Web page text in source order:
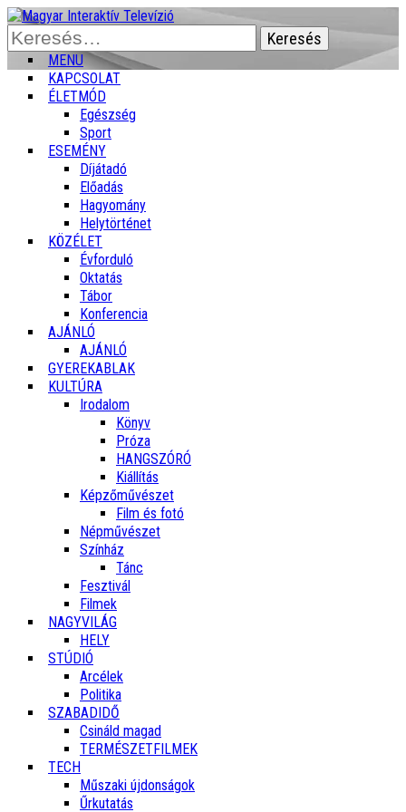
Keresés:
MENU
KAPCSOLAT
ÉLETMÓD
Egészség
Sport
ESEMÉNY
Díjátadó
Előadás
Hagyomány
Helytörténet
KÖZÉLET
Évforduló
Oktatás
Tábor
Konferencia
AJÁNLÓ
AJÁNLÓ
GYEREKABLAK
KULTÚRA
Irodalom
Könyv
Próza
HANGSZÓRÓ
Kiállítás
Képzőművészet
Film és fotó
Népművészet
Színház
Tánc
Fesztivál
Filmek
NAGYVILÁG
HELY
STÚDIÓ
Arcélek
Politika
SZABADIDŐ
Csináld magad
TERMÉSZETFILMEK
TECH
Műszaki újdonságok
Űrkutatás